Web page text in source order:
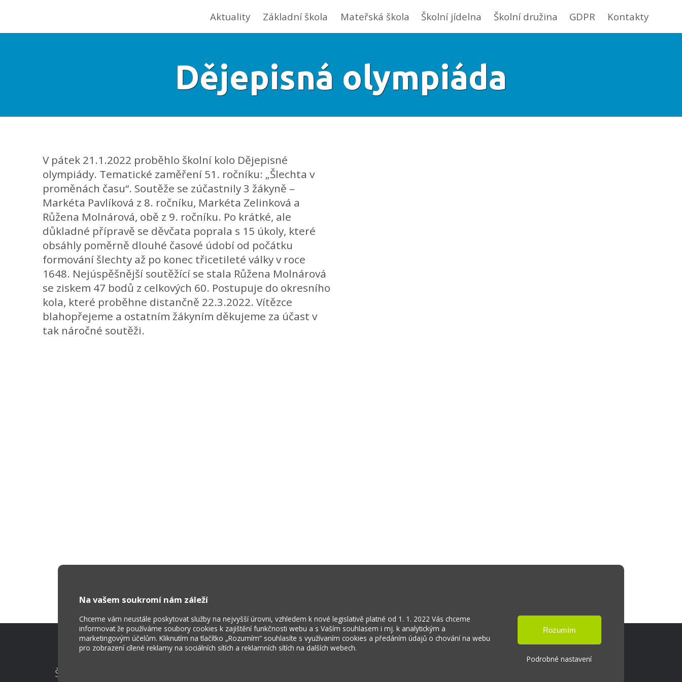
Aktuality Základní škola Mateřská škola Školní jídelna Školní družina GDPR Kontakty
Dějepisná olympiáda
V pátek 21.1.2022 proběhlo školní kolo Dějepisné
olympiády. Tematické zaměření 51. ročníku: „Šlechta v
proměnách času“. Soutěže se zúčastnily 3 žákyně –
Markéta Pavlíková z 8. ročníku, Markéta Zelinková a
Růžena Molnárová, obě z 9. ročníku. Po krátké, ale
důkladné přípravě se děvčata poprala s 15 úkoly, které
obsáhly poměrně dlouhé časové údobí od počátku
formování šlechty až po konec třicetileté války v roce
1648. Nejúspěšnější soutěžící se stala Růžena Molnárová
se ziskem 47 bodů z celkových 60. Postupuje do okresního
kola, které proběhne distančně 22.3.2022. Vítězce
blahopřejeme a ostatním žákyním děkujeme za účast v
tak náročné soutěži.
Na vašem soukromí nám záleží
Chceme vám neustále poskytovat služby na nejvyšší úrovni, vzhledem k nové legislativě platné od 1. 1. 2022 Vás chceme
informovat že používáme soubory cookies k zajištění funkčnosti webu a s Vaším souhlasem i mj. k analytickým a
marketingovým účelům. Kliknutím na tlačítko „Rozumím“ souhlasíte s využívaním cookies a předáním údajů o chování na webu
pro zobrazení cílené reklamy na sociálních sítích a reklamních sítích na dalších webech.
Podrobné nastavení
Škola Online